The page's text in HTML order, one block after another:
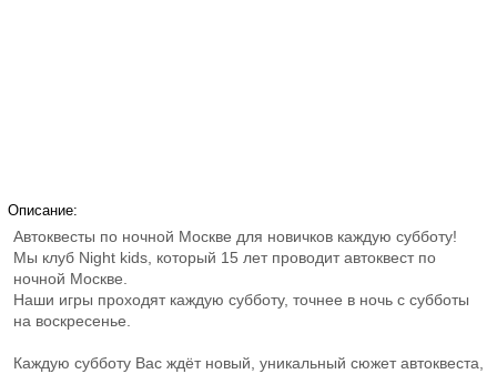
Описание:
Автоквесты по ночной Москве для новичков каждую субботу!
Мы клуб Night kids, который 15 лет проводит автоквест по
ночной Москве.
Наши игры проходят каждую субботу, точнее в ночь с субботы
на воскресенье.
Каждую субботу Вас ждёт новый, уникальный сюжет автоквеста,